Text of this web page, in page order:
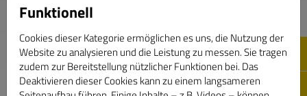
Funktionell
Cookies dieser Kategorie ermöglichen es uns, die Nutzung der
Website zu analysieren und die Leistung zu messen. Sie tragen
zudem zur Bereitstellung nützlicher Funktionen bei. Das
Deaktivieren dieser Cookies kann zu einem langsameren